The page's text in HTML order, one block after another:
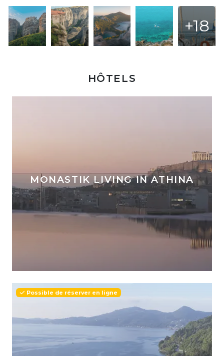
+18
HÔTELS
MONASTIK LIVING IN ATHINA
Possible de réserver en ligne